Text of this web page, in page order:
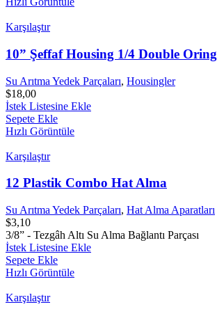
Karşılaştır
10” Şeffaf Housing 1/4 Double Oring
Su Arıtma Yedek Parçaları, Housingler
$18,00
İstek Listesine Ekle
Sepete Ekle
Hızlı Görüntüle
Karşılaştır
12 Plastik Combo Hat Alma
Su Arıtma Yedek Parçaları, Hat Alma Aparatları
$3,10
3/8” - Tezgâh Altı Su Alma Bağlantı Parçası
İstek Listesine Ekle
Sepete Ekle
Hızlı Görüntüle
Karşılaştır